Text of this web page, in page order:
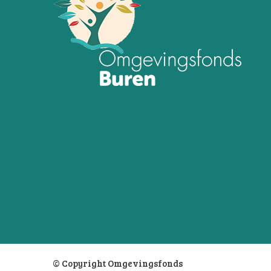
© Copyright Omgevingsfonds